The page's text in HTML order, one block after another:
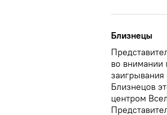
Близнецы
во
Близнецов
центром